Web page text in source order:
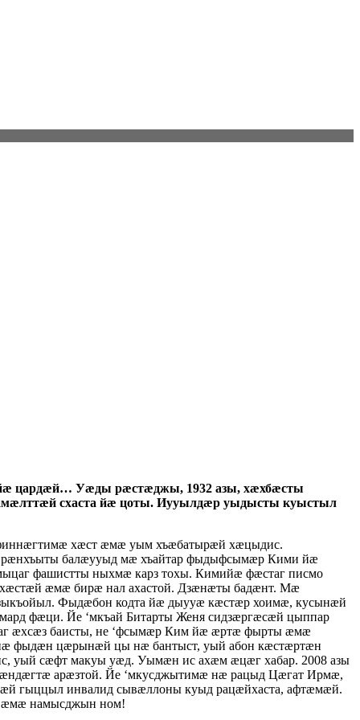
цардæй… Уæды рæстæджы, 1932 азы, хæхбæсты
схаста йæ цоты. Иууылдæр уыдысты куыстыл
хæст æмæ уым хъæбатырæй хæцыдис.
балæууыд мæ хъайтар фыдыфсымæр Кими йæ
фашистты ныхмæ карз тохы. Кимийæ фæстаг писмо
æмæ бирæ нал ахастой. Дзæнæты бадæнт. Мæ
Фыдæбон кодта йæ дыууæ кæстæр хоимæ, кусынæй
фæци. Йе ‘мкъай Битарты Женя сидзæргæсæй цыппар
æхсæз баисты, не ‘фсымæр Ким йæ æртæ фырты æмæ
фыдæн цæрынæй цы нæ бантыст, уый абон кæстæртæн
уый сæфт макуы уæд. Уымæн ис ахæм æцæг хабар. 2008 азы
арæзтой. Йе ‘мкусджытимæ нæ рацыд Цæгат Ирмæ,
гыццыл инвалид сывæллоны куыд рацæйхаста, афтæмæй.
æмæ намысджын ном!